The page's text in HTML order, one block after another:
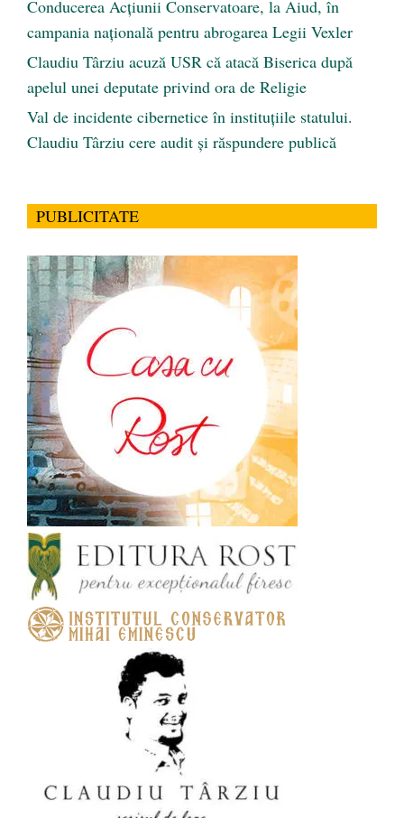
Conducerea Acțiunii Conservatoare, la Aiud, în
campania națională pentru abrogarea Legii Vexler
Claudiu Târziu acuză USR că atacă Biserica după
apelul unei deputate privind ora de Religie
Val de incidente cibernetice în instituțiile statului.
Claudiu Târziu cere audit și răspundere publică
PUBLICITATE